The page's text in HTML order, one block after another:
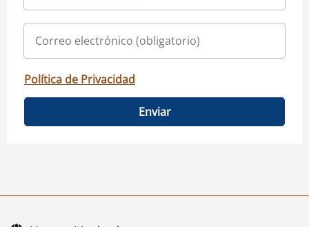
Política de Privacidad
Enviar